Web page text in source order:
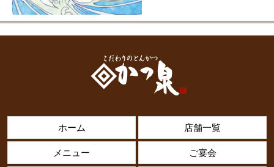
ホーム 店舗一覧
メニュー ご宴会